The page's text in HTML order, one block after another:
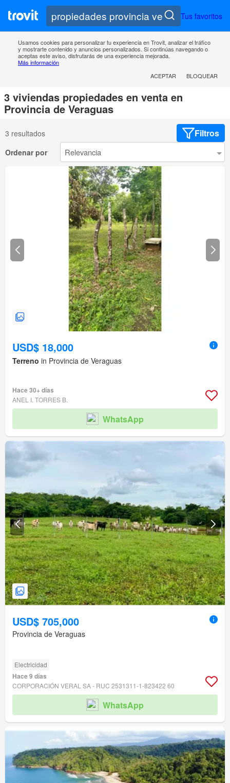
Tus favoritos
Usamos cookies para personalizar tu experiencia en Trovit, analizar el tráfico
y mostrarte contenido y anuncios personalizados. Si continúas navegando o
aceptas este aviso, disfrutarás de una experiencia mejorada.
Más información
ACEPTAR
BLOQUEAR
3 viviendas propiedades en venta en
Provincia de Veraguas
3 resultados Filtros
Ordenar por
USD$ 18,000
Terreno in Provincia de Veraguas
Hace 30+ días
ANEL I. TORRES B.
WhatsApp
USD$ 705,000
Provincia de Veraguas
Electricidad
Hace 9 días
CORPORACIÓN VERAL SA - RUC 2531311-1-823422 60
WhatsApp